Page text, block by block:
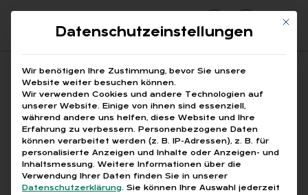
Suchfeld
Suchen
Breadcrumb-Navigation
STARTSEITE § 7A SGB IV
Mit
Datenschutzeinstellungen
Wir benötigen Ihre Zustimmung, bevor Sie unsere
Website weiter besuchen können.
Wir verwenden Cookies und andere Technologien auf
unserer Website. Einige von ihnen sind essenziell,
während andere uns helfen, diese Website und Ihre
Erfahrung zu verbessern. Personenbezogene Daten
können verarbeitet werden (z. B. IP-Adressen), z. B. für
personalisierte Anzeigen und Inhalte oder Anzeigen- und
Inhaltsmessung. Weitere Informationen über die
Verwendung Ihrer Daten finden Sie in unserer
Datenschutzerklärung. Sie können Ihre Auswahl jederzeit